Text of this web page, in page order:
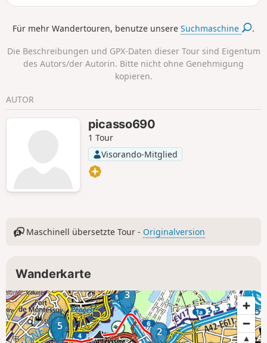
Für mehr Wandertouren, benutze unsereSuchmaschine .
Die Beschreibungen und GPX-Daten dieser Tour sind Eigentum
des Autors/der Autorin. Bitte nicht ohne Genehmigung
kopieren.
AUTOR
picasso690
1 Tour
Visorando-Mitglied
Maschinell übersetzte Tour - Originalversion
Wanderkarte
2
3
45